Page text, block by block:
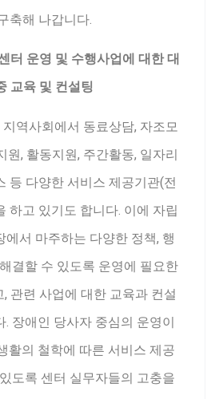
축해 나갑니다.
터 운영 및 수행사업에 대한 대
교육 및 컨설팅
역사회에서 동료상담, 자조모
원, 활동지원, 주간활동, 일자리
등 다양한 서비스 제공기관(전
하고 있기도 합니다. 이에 자립
에서 마주하는 다양한 정책, 행
결할 수 있도록 운영에 필요한
관련 사업에 대한 교육과 컨설
. 장애인 당사자 중심의 운영이
활의 철학에 따른 서비스 제공
도록 센터 실무자들의 고충을